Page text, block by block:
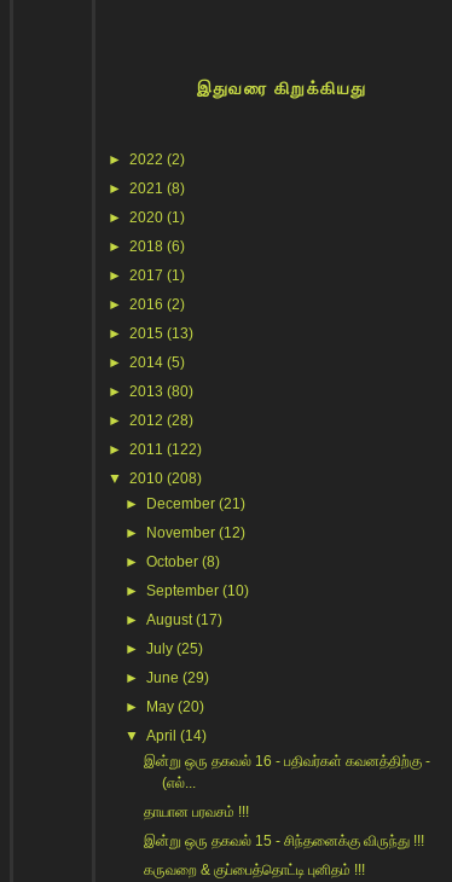
இதுவரை கிறுக்கியது
► 2022 (2)
► 2021 (8)
► 2020 (1)
► 2018 (6)
► 2017 (1)
► 2016 (2)
► 2015 (13)
► 2014 (5)
► 2013 (80)
► 2012 (28)
► 2011 (122)
▼ 2010 (208)
►
December (21)
►
November (12)
►October (8)
►September (10)
►August (17)
►July (25)
►June (29)
►
May (20)
▼ April (14)
இன்று ஒரு தகவல் 16 - பதிவர்கள் கவனத்திற்கு -
(எல்...
தாயான பரவசம் !!!
இன்று ஒரு தகவல் 15 - சிந்தனைக்கு விருந்து !!!
கருவறை & குப்பைத்தொட்டி புனிதம் !!!